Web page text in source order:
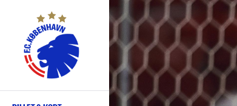
hovedindhold